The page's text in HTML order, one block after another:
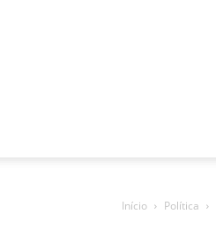
Início Política